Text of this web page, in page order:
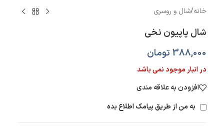
خانه/شال و روسری
شال پاپیون نخی
388,000 تومان
در انبار موجود نمی باشد
افزودن به علاقه مندی
به من از طریق پیامک اطلاع بده